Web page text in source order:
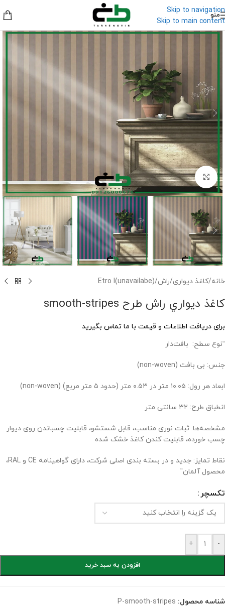
Skip to navigation
Skip to main content
منو
برای بزرگنمایی کلیک کنید
خانه/کاغذ دیواری/راش/
(unavailabe)Etro I
کاغذ ديواري راش طرح smooth-stripes
برای دریافت اطلاعات و قیمت با ما تماس بگیرید
“نوع سطح: ‌ بافت‌دار
جنس: بی بافت (non-woven)
ابعاد هر رول: ۱۰.۰۵ متر در ۰.۵۳ متر (حدود ۵ متر مربع) (non-woven)
انطباق طرح: ۳۲ سانتی متر
مشخصه‌ها: ثبات نوری مناسب، قابل شستشو، قابلیت چسباندن روی دیوار
چسب خورده، قابلیت کندن کاغذ خشک شده
نقاط تمایز: جدید و در بسته بندی اصلی شرکت، دارای گواهینامه CE و RAL،
محصول آلمان”
تکسچر
-
+
افزودن به سبد خرید
شناسه محصول: P-smooth-stripes